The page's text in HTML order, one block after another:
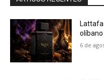
Lattafa
6 de